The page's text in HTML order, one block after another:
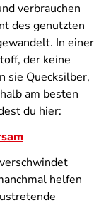
verbrauchen
des genutzten
In einer
der keine
sie Quecksilber,
am besten
du hier:
helfen